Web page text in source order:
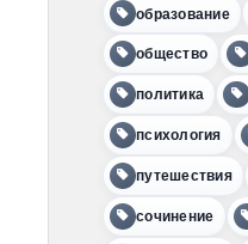
образование
общество
политика
психология
путешествия
сочинение